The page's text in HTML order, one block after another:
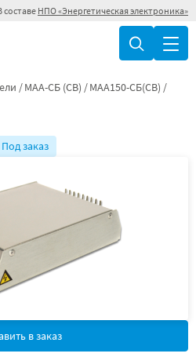
составеНПО «Энергетическая электроника»
МАА-СБ (СВ)
МАА150-СБ(СВ)
Под заказ
в заказ